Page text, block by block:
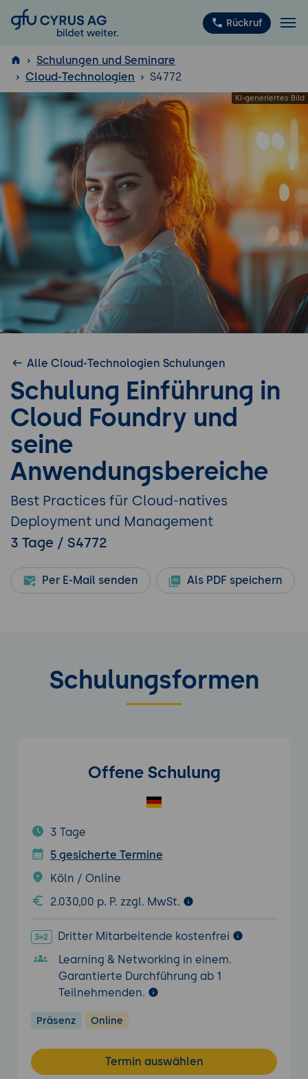
GFU Cyrus AG Rückruf
ISTQB ®
Schulungen und Seminare
Cloud-Technologien
S4772
Alle Cloud-Technologien Schulungen
Schulung Einführung in
Cloud Foundry und
seine
Anwendungsbereiche
Best Practices für Cloud-natives
Deployment und Management
3 Tage / S4772
Per E-Mail senden Als PDF speichern
Schulungsformen
Offene Schulung
3 Tage
5 gesicherte Termine
Köln / Online
2.030,00 p. P. zzgl. MwSt.
Dritter Mitarbeitende kostenfrei
Learning & Networking in einem.
Garantierte Durchführung ab 1
Teilnehmenden.
Präsenz Online
Termin auswählen